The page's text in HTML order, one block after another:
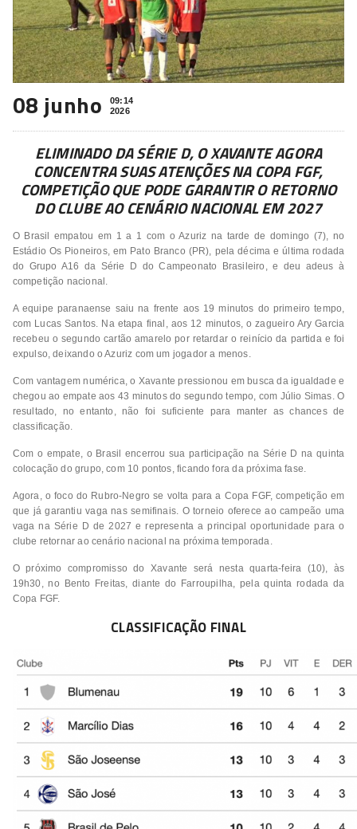
08 junho
09:14
2026
ELIMINADO DA SÉRIE D, O XAVANTE AGORA
CONCENTRA SUAS ATENÇÕES NA COPA FGF,
COMPETIÇÃO QUE PODE GARANTIR O RETORNO
DO CLUBE AO CENÁRIO NACIONAL EM 2027
O Brasil empatou em 1 a 1 com o Azuriz na tarde de domingo (7), no
Estádio Os Pioneiros, em Pato Branco (PR), pela décima e última rodada
do Grupo A16 da Série D do Campeonato Brasileiro, e deu adeus à
competição nacional.
A equipe paranaense saiu na frente aos 19 minutos do primeiro tempo,
com Lucas Santos. Na etapa final, aos 12 minutos, o zagueiro Ary Garcia
recebeu o segundo cartão amarelo por retardar o reinício da partida e foi
expulso, deixando o Azuriz com um jogador a menos.
Com vantagem numérica, o Xavante pressionou em busca da igualdade e
chegou ao empate aos 43 minutos do segundo tempo, com Júlio Simas. O
resultado, no entanto, não foi suficiente para manter as chances de
classificação.
Com o empate, o Brasil encerrou sua participação na Série D na quinta
colocação do grupo, com 10 pontos, ficando fora da próxima fase.
Agora, o foco do Rubro-Negro se volta para a Copa FGF, competição em
que já garantiu vaga nas semifinais. O torneio oferece ao campeão uma
vaga na Série D de 2027 e representa a principal oportunidade para o
clube retornar ao cenário nacional na próxima temporada.
O próximo compromisso do Xavante será nesta quarta-feira (10), às
19h30, no Bento Freitas, diante do Farroupilha, pela quinta rodada da
Copa FGF.
CLASSIFICAÇÃO FINAL